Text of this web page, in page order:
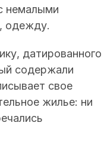
немалыми
одежду.
датированного
содержали
свое
жилье: ни